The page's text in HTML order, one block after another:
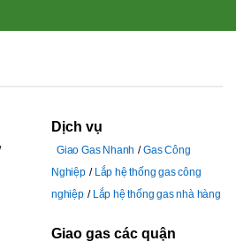
Dịch vụ
Giao Gas Nhanh
Gas Công
Nghiệp
Lắp hệ thống gas công
nghiệp
Lắp hệ thống gas nhà hàng
Giao gas các quận